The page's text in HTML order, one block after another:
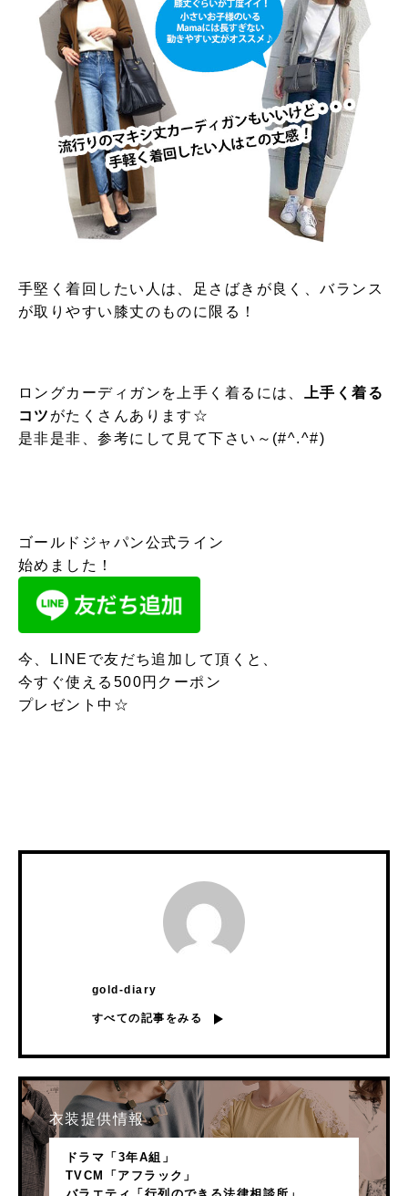
手堅く着回したい人は、足さばきが良く、バランス
が取りやすい膝丈のものに限る！
ロングカーディガンを上手く着るには、 上手く着る
コツ がたくさんあります☆
是非是非、参考にして見て下さい～(#^.^#)
ゴールドジャパン公式ライン
始めました！
今、LINEで友だち追加して頂くと、
今すぐ使える500円クーポン
プレゼント中☆
gold-diary
すべての記事をみる
衣装提供情報
ドラマ「3年A組」
TVCM「アフラック」